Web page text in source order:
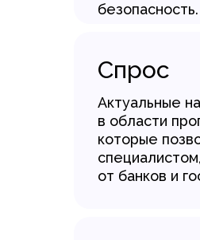
безопасность.
Актуальные
в области
которые
от банков и
Спрос